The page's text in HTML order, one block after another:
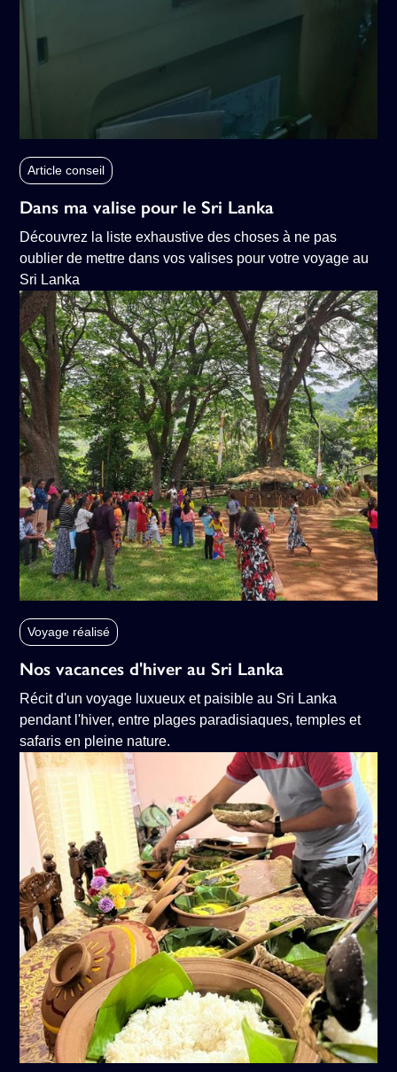
Article conseil
Dans ma valise pour le Sri Lanka
Découvrez la liste exhaustive des choses à ne pas
oublier de mettre dans vos valises pour votre voyage au
Sri Lanka
Voyage réalisé
Nos vacances d'hiver au Sri Lanka
Récit d'un voyage luxueux et paisible au Sri Lanka
pendant l'hiver, entre plages paradisiaques, temples et
safaris en pleine nature.